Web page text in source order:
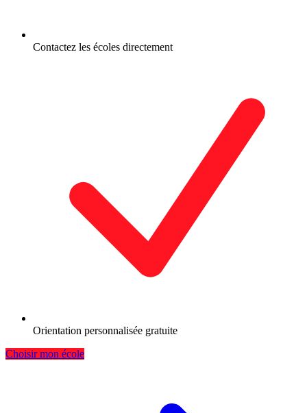
Contactez les écoles directement
Orientation personnalisée gratuite
Choisir mon école